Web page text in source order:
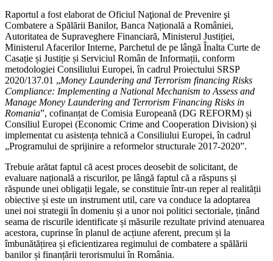
Raportul a fost elaborat de Oficiul Naţional de Prevenire şi
Combatere a Spălării Banilor, Banca Națională a României,
Autoritatea de Supraveghere Financiară, Ministerul Justiției,
Ministerul Afacerilor Interne, Parchetul de pe lângă Înalta Curte de
Casație și Justiție și Serviciul Român de Informații, conform
metodologiei Consiliului Europei, în cadrul Proiectului SRSP
2020/137.01 „Money Laundering and Terrorism financing Risks
Compliance: Implementing a National Mechanism to Assess and
Manage Money Laundering and Terrorism Financing Risks in
Romania”, cofinanțat de Comisia Europeană (DG REFORM) și
Consiliul Europei (Economic Crime and Cooperation Division) și
implementat cu asistența tehnică a Consiliului Europei, în cadrul
„Programului de sprijinire a reformelor structurale 2017-2020”.
Trebuie arătat faptul că acest proces deosebit de solicitant, de
evaluare națională a riscurilor, pe lângă faptul că a răspuns și
răspunde unei obligații legale, se constituie într-un reper al realității
obiective și este un instrument util, care va conduce la adoptarea
unei noi strategii în domeniu și a unor noi politici sectoriale, ținând
seama de riscurile identificate și măsurile rezultate privind atenuarea
acestora, cuprinse în planul de acțiune aferent, precum și la
îmbunătățirea și eficientizarea regimului de combatere a spălării
banilor și finanțării terorismului în România.